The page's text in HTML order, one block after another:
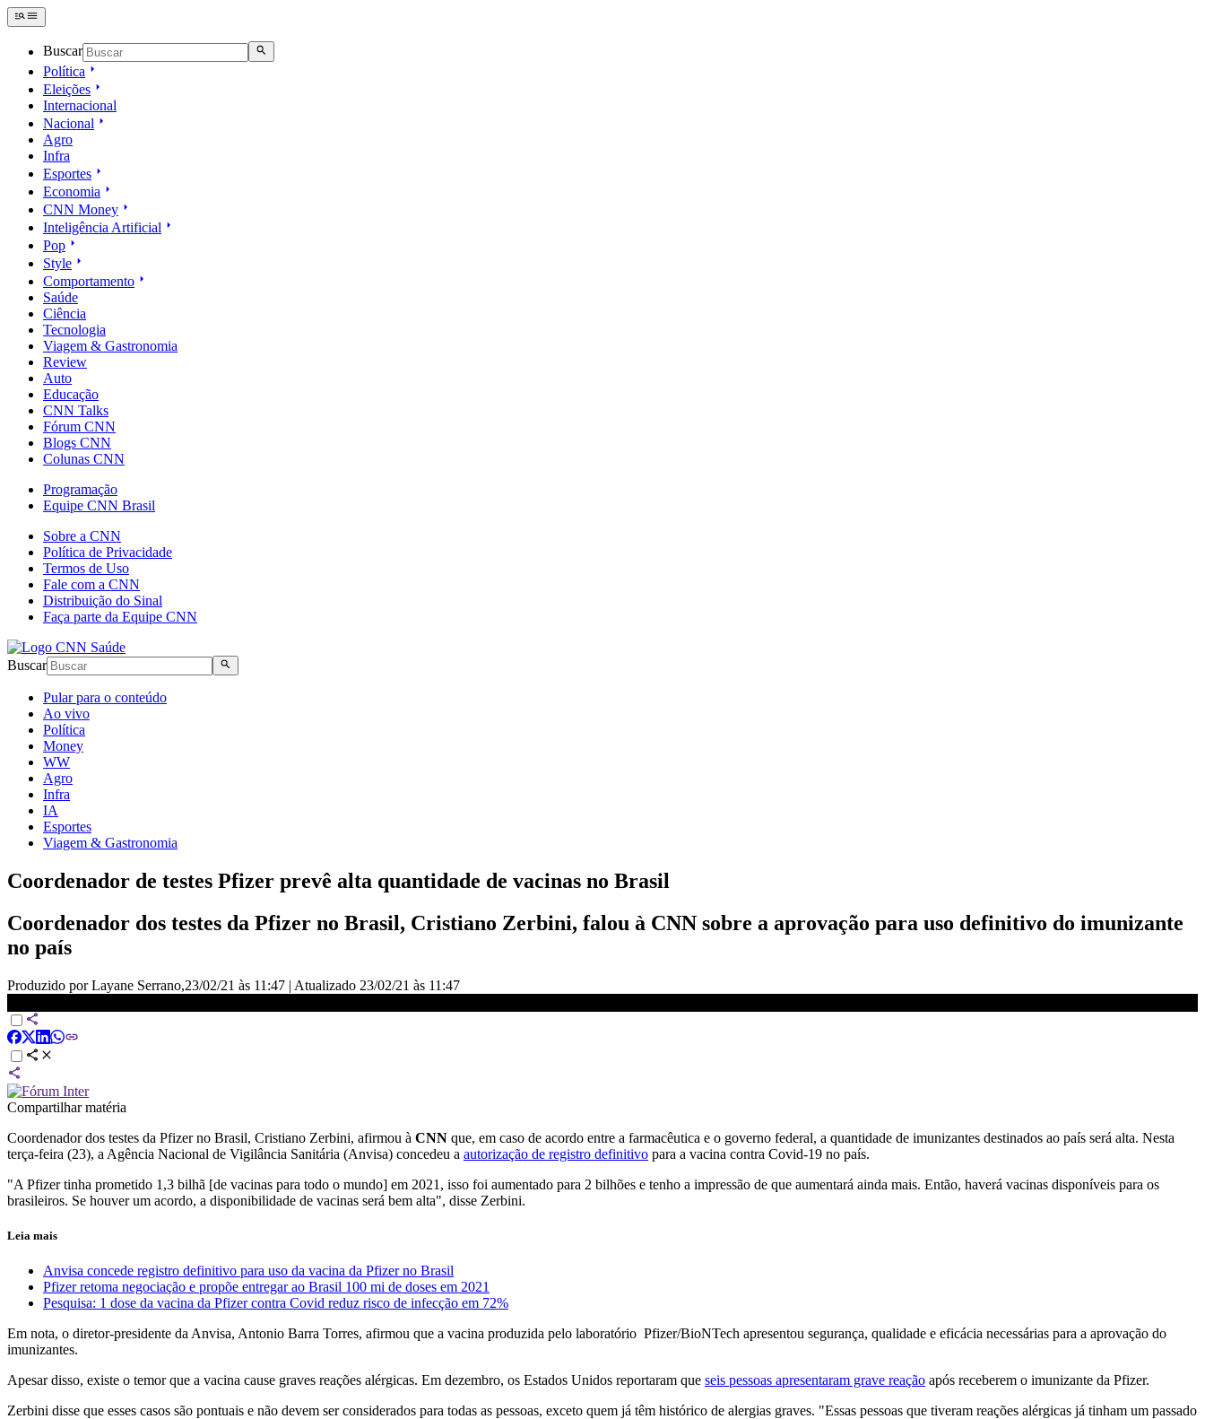
Buscar
Política
Eleições
Internacional
Nacional
Agro
Infra
Esportes
Economia
CNN Money
Inteligência Artificial
Pop
Style
Comportamento
Saúde
Ciência
Tecnologia
Viagem & Gastronomia
Review
Auto
Educação
CNN Talks
Fórum CNN
Blogs CNN
Colunas CNN
Programação
Equipe CNN Brasil
Sobre a CNN
Política de Privacidade
Termos de Uso
Fale com a CNN
Distribuição do Sinal
Faça parte da Equipe CNN
Buscar
Pular para o conteúdo
Ao vivo
Política
Money
WW
Agro
Infra
IA
Esportes
Viagem & Gastronomia
Coordenador de testes Pfizer prevê alta quantidade de vacinas no Brasil
Coordenador dos testes da Pfizer no Brasil, Cristiano Zerbini, falou à CNN sobre a aprovação para uso definitivo do imunizante
no país
Produzido por Layane Serrano,23/02/21 às 11:47 | Atualizado 23/02/21 às 11:47
Compartilhar matéria
Coordenador dos testes da Pfizer no Brasil, Cristiano Zerbini, afirmou à CNN que, em caso de acordo entre a farmacêutica e o governo federal, a quantidade de imunizantes destinados ao país será alta. Nesta
terça-feira (23), a Agência Nacional de Vigilância Sanitária (Anvisa) concedeu a autorização de registro definitivo para a vacina contra Covid-19 no país.
"A Pfizer tinha prometido 1,3 bilhã [de vacinas para todo o mundo] em 2021, isso foi aumentado para 2 bilhões e tenho a impressão de que aumentará ainda mais. Então, haverá vacinas disponíveis para os
brasileiros. Se houver um acordo, a disponibilidade de vacinas será bem alta", disse Zerbini.
Leia mais
Anvisa concede registro definitivo para uso da vacina da Pfizer no Brasil
Pfizer retoma negociação e propõe entregar ao Brasil 100 mi de doses em 2021
Pesquisa: 1 dose da vacina da Pfizer contra Covid reduz risco de infecção em 72%
Em nota, o diretor-presidente da Anvisa, Antonio Barra Torres, afirmou que a vacina produzida pelo laboratório Pfizer/BioNTech apresentou segurança, qualidade e eficácia necessárias para a aprovação do
imunizantes.
Apesar disso, existe o temor que a vacina cause graves reações alérgicas. Em dezembro, os Estados Unidos reportaram que seis pessoas apresentaram grave reação após receberem o imunizante da Pfizer.
Zerbini disse que esses casos são pontuais e não devem ser considerados para todas as pessoas, exceto quem já têm histórico de alergias graves. "Essas pessoas que tiveram reações alérgicas já tinham um passado